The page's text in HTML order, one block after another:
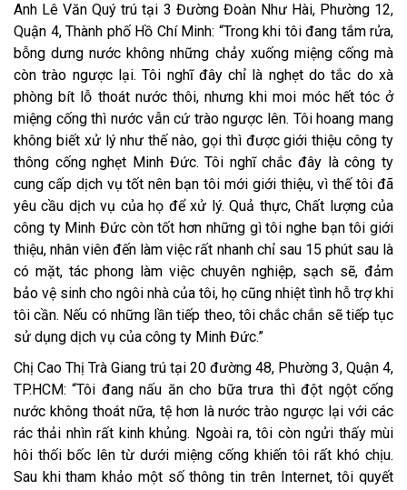
Anh Lê Văn Quý trú tại 3 Đường Đoàn Như Hài, Phường 12,
Quận 4, Thành phố Hồ Chí Minh: “Trong khi tôi đang tắm rửa,
bỗng dưng nước không những chảy xuống miệng cống mà
còn trào ngược lại. Tôi nghĩ đây chỉ là nghẹt do tắc do xà
phòng bít lỗ thoát nước thôi, nhưng khi moi móc hết tóc ở
miệng cống thì nước vẫn cứ trào ngược lên. Tôi hoang mang
không biết xử lý như thế nào, gọi thì được giới thiệu công ty
thông cống nghẹt Minh Đức. Tôi nghĩ chắc đây là công ty
cung cấp dịch vụ tốt nên bạn tôi mới giới thiệu, vì thế tôi đã
yêu cầu dịch vụ của họ để xử lý. Quả thực, Chất lượng của
công ty Minh Đức còn tốt hơn những gì tôi nghe bạn tôi giới
thiệu, nhân viên đến làm việc rất nhanh chỉ sau 15 phút sau là
có mặt, tác phong làm việc chuyên nghiệp, sạch sẽ, đảm
bảo vệ sinh cho ngôi nhà của tôi, họ cũng nhiệt tình hỗ trợ khi
tôi cần. Nếu có những lần tiếp theo, tôi chắc chắn sẽ tiếp tục
sử dụng dịch vụ của công ty Minh Đức.”
Chị Cao Thị Trà Giang trú tại 20 đường 48, Phường 3, Quận 4,
TP.HCM: “Tôi đang nấu ăn cho bữa trưa thì đột ngột cống
nước không thoát nữa, tệ hơn là nước trào ngược lại với các
rác thải nhìn rất kinh khủng. Ngoài ra, tôi còn ngửi thấy mùi
hôi thối bốc lên từ dưới miệng cống khiến tôi rất khó chịu.
Sau khi tham khảo một số thông tin trên Internet, tôi quyết